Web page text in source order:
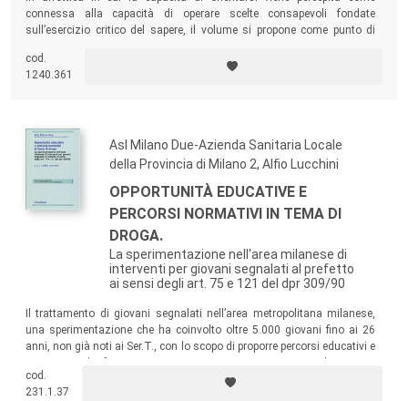
connessa alla capacità di operare scelte consapevoli fondate
sull’esercizio critico del sapere, il volume si propone come punto di
professionali e gli interventi che le diverse agenzie che si occupano di
orientamento offrono a quanti si rivolgono ad esse.
cod.
1240.361
Asl Milano Due-Azienda Sanitaria Locale
della Provincia di Milano 2, Alfio Lucchini
OPPORTUNITÀ EDUCATIVE E
PERCORSI NORMATIVI IN TEMA DI
DROGA.
La sperimentazione nell'area milanese di
interventi per giovani segnalati al prefetto
ai sensi degli art. 75 e 121 del dpr 309/90
Il trattamento di giovani segnalati nell’area metropolitana milanese,
una sperimentazione che ha coinvolto oltre 5.000 giovani fino ai 26
anni, non già noti ai Ser.T., con lo scopo di proporre percorsi educativi e
consumatori problematici, di meglio comprendere le caratteristiche e i
fattori di rischio di questa popolazione.
cod.
231.1.37